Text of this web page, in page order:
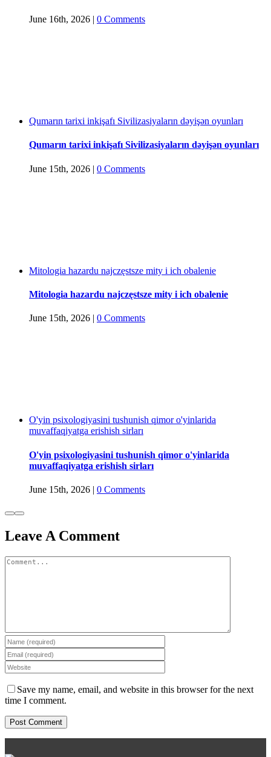
June 16th, 2026 | 0 Comments
Qumarın tarixi inkişafı Sivilizasiyaların dəyişən oyunları
Qumarın tarixi inkişafı Sivilizasiyaların dəyişən oyunları
June 15th, 2026 | 0 Comments
Mitologia hazardu najczęstsze mity i ich obalenie
Mitologia hazardu najczęstsze mity i ich obalenie
June 15th, 2026 | 0 Comments
O'yin psixologiyasini tushunish qimor o'yinlarida
muvaffaqiyatga erishish sirları
O'yin psixologiyasini tushunish qimor o'yinlarida
muvaffaqiyatga erishish sirları
June 15th, 2026 | 0 Comments
Leave A Comment
Comment
Save my name, email, and website in this browser for the next
time I comment.